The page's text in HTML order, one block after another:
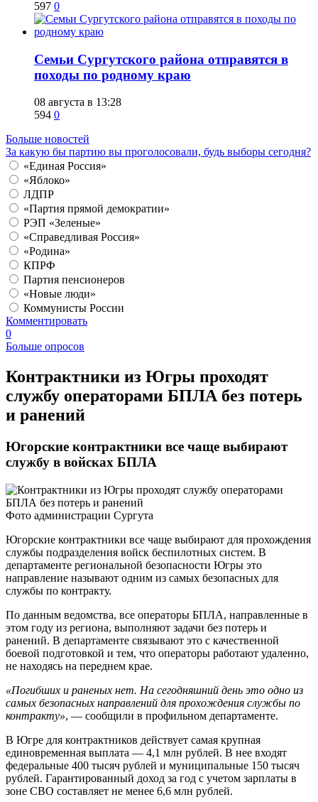
597 0
​Семьи Сургутского района отправятся в
походы по родному краю
08 августа в 13:28
594 0
Больше новостей
За какую бы партию вы проголосовали, будь выборы сегодня?
«Единая Россия»
«Яблоко»
ЛДПР
«Партия прямой демократии»
РЭП «Зеленые»
«Справедливая Россия»
«Родина»
КПРФ
Партия пенсионеров
«Новые люди»
Коммунисты России
Комментировать
0
Больше опросов
Контрактники из Югры проходят
службу операторами БПЛА без потерь
и ранений
Югорские контрактники все чаще выбирают
службу в войсках БПЛА
Фото администрации Сургута
Югорские контрактники все чаще выбирают для прохождения
службы подразделения войск беспилотных систем. В
департаменте региональной безопасности Югры это
направление называют одним из самых безопасных для
службы по контракту.
По данным ведомства, все операторы БПЛА, направленные в
этом году из региона, выполняют задачи без потерь и
ранений. В департаменте связывают это с качественной
боевой подготовкой и тем, что операторы работают удаленно,
не находясь на переднем крае.
«Погибших и раненых нет. На сегодняшний день это одно из
самых безопасных направлений для прохождения службы по
контракту», — сообщили в профильном департаменте.
В Югре для контрактников действует самая крупная
единовременная выплата — 4,1 млн рублей. В нее входят
федеральные 400 тысяч рублей и муниципальные 150 тысяч
рублей. Гарантированный доход за год с учетом зарплаты в
зоне СВО составляет не менее 6,6 млн рублей.